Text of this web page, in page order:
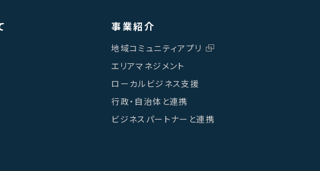
事業紹介
地域コミュニティアプリ
エリアマネジメント
ローカルビジネス支援
行政・自治体と連携
ビジネスパートナーと連携